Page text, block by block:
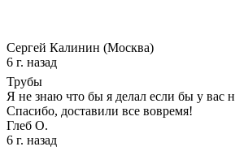
Сергей Калинин (Москва)
6 г. назад
Трубы
Я не знаю что бы я делал если бы у вас
Спасибо, доставили все вовремя!
Глеб О.
6 г. назад